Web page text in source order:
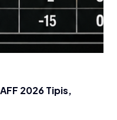
2026 Tipis,